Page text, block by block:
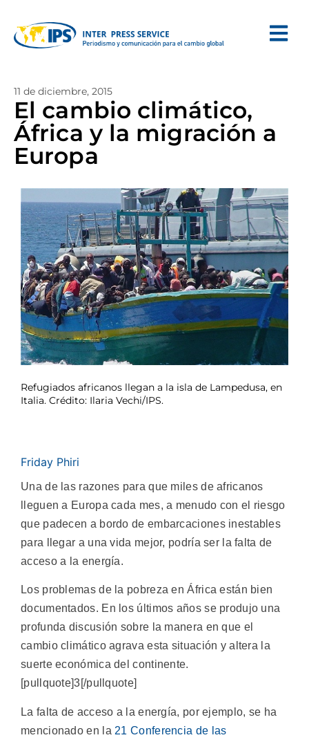
11 de diciembre, 2015
El cambio climático,
África y la migración a
Europa
Refugiados africanos llegan a la isla de Lampedusa, en
Italia. Crédito: Ilaria Vechi/IPS.
Friday Phiri
Una de las razones para que miles de africanos
lleguen a Europa cada mes, a menudo con el riesgo
que padecen a bordo de embarcaciones inestables
para llegar a una vida mejor, podría ser la falta de
acceso a la energía.
Los problemas de la pobreza en África están bien
documentados. En los últimos años se produjo una
profunda discusión sobre la manera en que el
cambio climático agrava esta situación y altera la
suerte económica del continente.
[pullquote]3[/pullquote]
La falta de acceso a la energía, por ejemplo, se ha
mencionado en la 21 Conferencia de las